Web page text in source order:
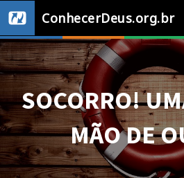
ConhecerDeus.org.br
SOCORRO!
MÃO DE